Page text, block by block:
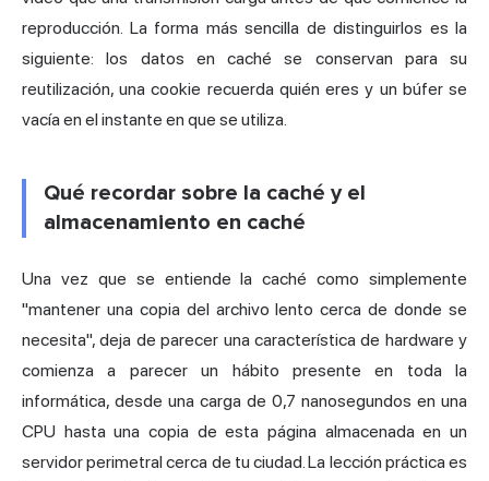
reproducción. La forma más sencilla de distinguirlos es la
siguiente: los datos en caché se conservan para su
reutilización, una cookie recuerda quién eres y un búfer se
vacía en el instante en que se utiliza.
Qué recordar sobre la caché y el
almacenamiento en caché
Una vez que se entiende la caché como simplemente
"mantener una copia del archivo lento cerca de donde se
necesita", deja de parecer una característica de hardware y
comienza a parecer un hábito presente en toda la
informática, desde una carga de 0,7 nanosegundos en una
CPU hasta una copia de esta página almacenada en un
servidor perimetral cerca de tu ciudad. La lección práctica es